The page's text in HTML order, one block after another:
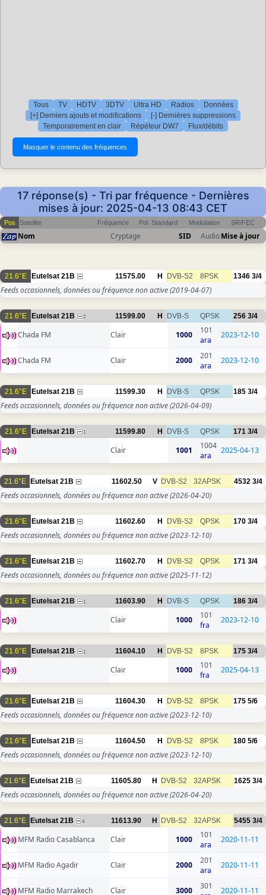
Tous TV HDTV 3DTV Ultra HD Radios
Données
[+] Derniers ajouts et modifications
[-] Dernières suppressions
Temporairement en clair
Répéteur DW7 Flux/débits
17 réponse(s) - Tri par fréquence - Dernières
mises à jour: 2025-04-13 08:43 CET
Pos Satellite Fréquence Pol Standard Modulation SR/FEC
Nom Cryptage SID AudioMise à jour
21.6°E Eutelsat 21B 11575.00 H DVB-S2 8PSK 1346 3/4
Feeds occasionnels, données ou fréquence non active(2019-04-07)
21.6°E Eutelsat 21B 2 11599.00 H DVB-S QPSK 256 3/4
Chada FM Clair 1000
101
ara
2023-12-10
Chada FM Clair 2000
201
ara
2023-12-10
21.6°E Eutelsat 21B 11599.30 H DVB-S QPSK 185 3/4
Feeds occasionnels, données ou fréquence non active(2026-04-09)
21.6°E Eutelsat 21B 1 11599.80 H DVB-S QPSK 171 3/4
Clair 1001
1004
ara
2025-04-13
21.6°E Eutelsat 21B 11602.50 V DVB-S2 32APSK 4532 3/4
Feeds occasionnels, données ou fréquence non active(2026-04-20)
21.6°E Eutelsat 21B 11602.60 H DVB-S2 QPSK 170 3/4
Feeds occasionnels, données ou fréquence non active(2023-12-10)
21.6°E Eutelsat 21B 11602.70 H DVB-S2 QPSK 171 3/4
Feeds occasionnels, données ou fréquence non active(2025-11-12)
21.6°E Eutelsat 21B 1 11603.90 H DVB-S QPSK 186 3/4
Clair 1000
101
fra
2023-12-10
21.6°E Eutelsat 21B 1 11604.10 H DVB-S2 8PSK 175 3/4
Clair 1000
101
fra
2025-04-13
21.6°E Eutelsat 21B 11604.30 H DVB-S2 8PSK 175 5/6
Feeds occasionnels, données ou fréquence non active(2023-12-10)
21.6°E Eutelsat 21B 11604.50 H DVB-S2 8PSK 180 5/6
Feeds occasionnels, données ou fréquence non active(2023-12-10)
21.6°E Eutelsat 21B 11605.80 H DVB-S2 32APSK 1625 3/4
Feeds occasionnels, données ou fréquence non active(2026-04-20)
21.6°E Eutelsat 21B 4 11613.90 H DVB-S2 32APSK 5455 3/4
MFM Radio Casablanca Clair 1000
101
ara
2020-11-11
MFM Radio Agadir Clair 2000
201
ara
2020-11-11
MFM Radio Marrakech Clair 3000
301
2020-11-11